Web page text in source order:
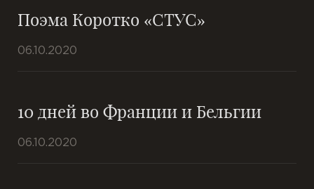
Поэма Коротко «СТУС»
06.10.2020
10 дней во Франции и Бельгии
06.10.2020